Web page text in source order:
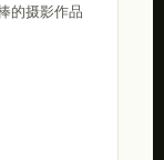
的摄影作品